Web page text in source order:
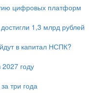
цифровых платформ
1,3 млрд рублей
в капитал НСПК?
году
три года